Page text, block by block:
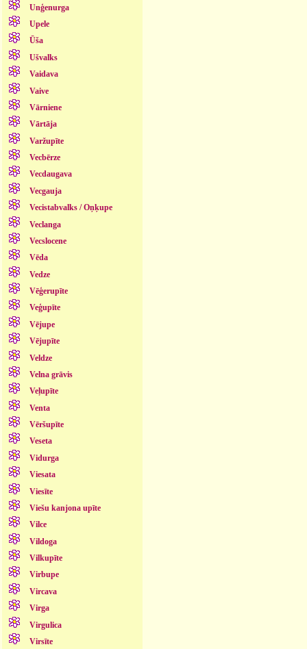
Unģenurga
Upele
Ūša
Ušvalks
Vaidava
Vaive
Vārniene
Vārtāja
Varžupīte
Vecbērze
Vecdaugava
Vecgauja
Vecistabvalks / Oņķupe
Veclanga
Vecslocene
Vēda
Vedze
Vēģerupīte
Veģupīte
Vējupe
Vējupīte
Veldze
Velna grāvis
Veļupīte
Venta
Vēršupīte
Veseta
Vidurga
Viesata
Viesīte
Viešu kanjona upīte
Vilce
Vildoga
Vilkupīte
Virbupe
Vircava
Virga
Virgulica
Virsīte